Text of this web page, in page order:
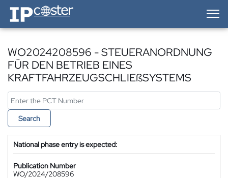
IP-Coster — Home
WO2024208596 - STEUERANORDNUNG
FÜR DEN BETRIEB EINES
KRAFTFAHRZEUGSCHLIEßSYSTEMS
Search
National phase entry is expected:
Publication Number
WO/2024/208596